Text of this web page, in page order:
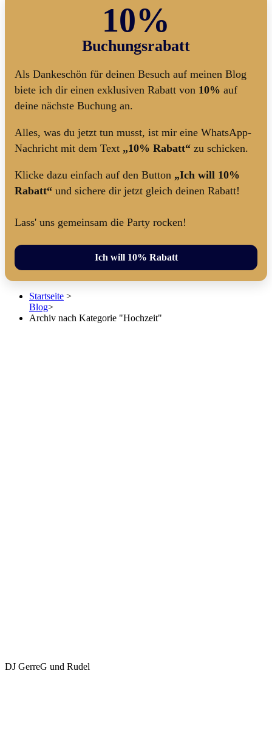
10%
Buchungsrabatt
Als Dankeschön für deinen Besuch auf meinen Blog
biete ich dir einen exklusiven Rabatt von 10% auf
deine nächste Buchung an.
Alles, was du jetzt tun musst, ist mir eine WhatsApp-
Nachricht mit dem Text „10% Rabatt“ zu schicken.
Klicke dazu einfach auf den Button „Ich will 10%
Rabatt“ und sichere dir jetzt gleich deinen Rabatt!
Lass' uns gemeinsam die Party rocken!
Ich will 10% Rabatt
Startseite >
Blog>
Archiv nach Kategorie "Hochzeit"
DJ GerreG und Rudel